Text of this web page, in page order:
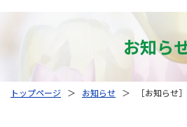
お知ら
トップページ ＞ お知らせ ＞ ［お知らせ